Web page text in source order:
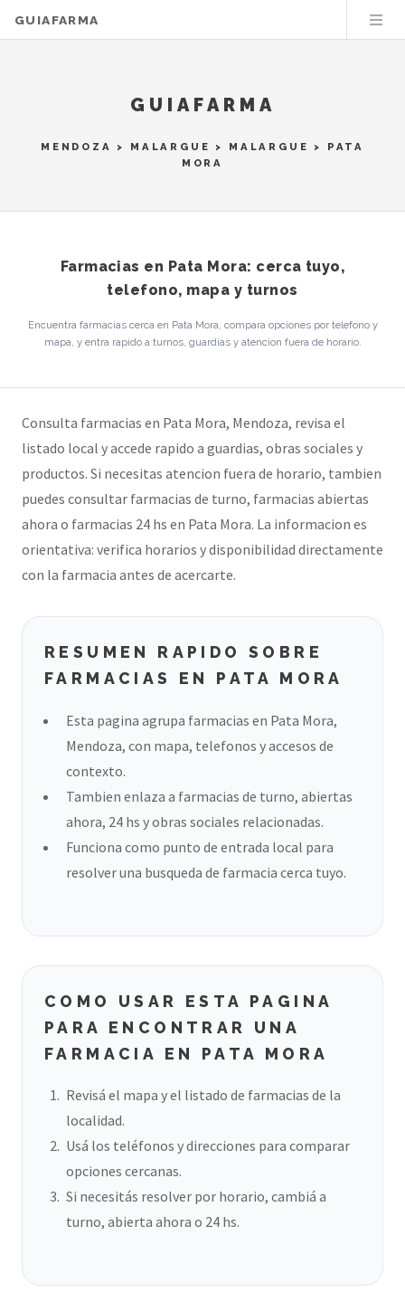
GUIAFARMA
GUIAFARMA
MENDOZA > MALARGUE > MALARGUE
> PATA
MORA
Farmacias en Pata Mora: cerca tuyo,
telefono, mapa y turnos
Encuentra farmacias cerca en Pata Mora, compara opciones por telefono y
mapa, y entra rapido a turnos, guardias y atencion fuera de horario.
Consulta farmacias en Pata Mora, Mendoza, revisa el
listado local y accede rapido a guardias, obras sociales y
productos. Si necesitas atencion fuera de horario, tambien
puedes consultar farmacias de turno, farmacias abiertas
ahora o farmacias 24 hs en Pata Mora. La informacion es
orientativa: verifica horarios y disponibilidad directamente
con la farmacia antes de acercarte.
RESUMEN RAPIDO SOBRE
FARMACIAS EN PATA MORA
Esta pagina agrupa farmacias en Pata Mora,
Mendoza, con mapa, telefonos y accesos de
contexto.
Tambien enlaza a farmacias de turno, abiertas
ahora, 24 hs y obras sociales relacionadas.
Funciona como punto de entrada local para
resolver una busqueda de farmacia cerca tuyo.
COMO USAR ESTA PAGINA
PARA ENCONTRAR UNA
FARMACIA EN PATA MORA
Revisá el mapa y el listado de farmacias de la
localidad.
Usá los teléfonos y direcciones para comparar
opciones cercanas.
Si necesitás resolver por horario, cambiá a
turno, abierta ahora o 24 hs.